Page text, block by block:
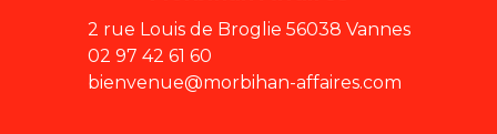
2 rue Louis de Broglie 56038 Vannes
02 97 42 61 60
bienvenue@morbihan-affaires.com